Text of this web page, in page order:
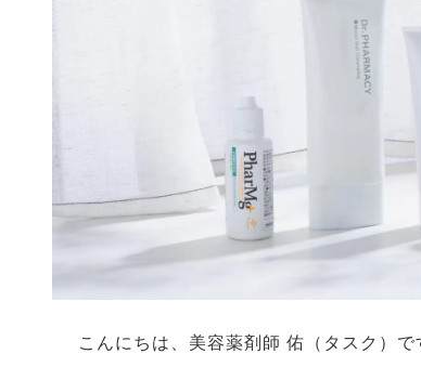
こんにちは、美容薬剤師 佑（タスク）で